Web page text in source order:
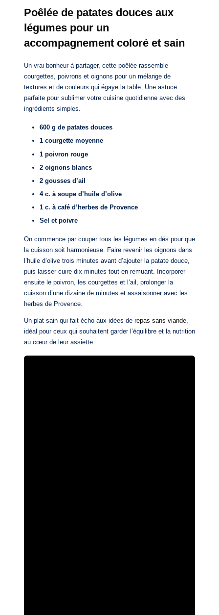
Poêlée de patates douces aux
légumes pour un
accompagnement coloré et sain
Un vrai bonheur à partager, cette poêlée rassemble
courgettes, poivrons et oignons pour un mélange de
textures et de couleurs qui égaye la table. Une astuce
parfaite pour sublimer votre cuisine quotidienne avec des
ingrédients simples.
600 g de patates douces
1 courgette moyenne
1 poivron rouge
2 oignons blancs
2 gousses d’ail
4 c. à soupe d’huile d’olive
1 c. à café d’herbes de Provence
Sel et poivre
On commence par couper tous les légumes en dés pour que
la cuisson soit harmonieuse. Faire revenir les oignons dans
l’huile d’olive trois minutes avant d’ajouter la patate douce,
puis laisser cuire dix minutes tout en remuant. Incorporer
ensuite le poivron, les courgettes et l’ail, prolonger la
cuisson d’une dizaine de minutes et assaisonner avec les
herbes de Provence.
Un plat sain qui fait écho aux idées de repas sans viande,
idéal pour ceux qui souhaitent garder l’équilibre et la nutrition
au cœur de leur assiette.